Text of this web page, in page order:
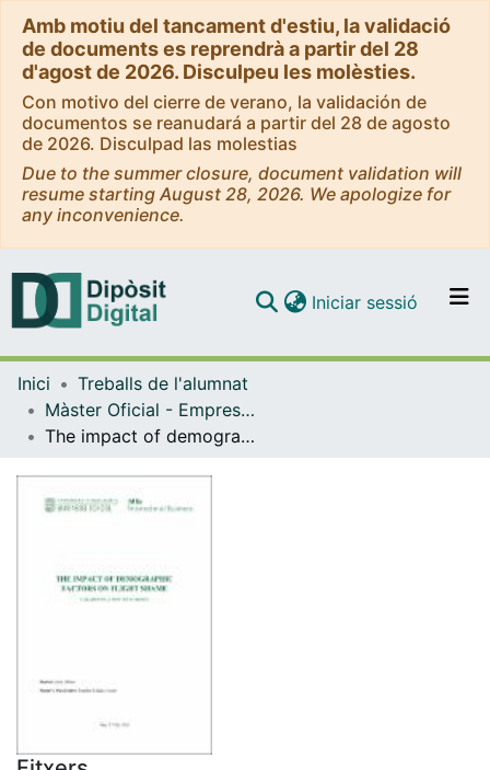
Amb motiu del tancament d'estiu, la validació
de documents es reprendrà a partir del 28
d'agost de 2026. Disculpeu les molèsties.
Con motivo del cierre de verano, la validación de
documentos se reanudará a partir del 28 de agosto
de 2026. Disculpad las molestias
Due to the summer closure, document validation will
resume starting August 28, 2026. We apologize for
any inconvenience.
Navega per tot el DD
Iniciar sessió (current)
Inici
Treballs de l'alumnat
Màster Oficial - Empresa Internacional / International Business
The impact of demographic factors on Flight shame. Research on a new phenomenon